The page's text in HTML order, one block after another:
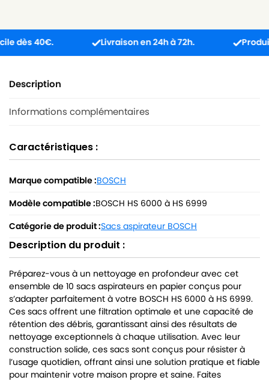
40€. Livraison en 24h à 72h. Produit
Description
Informations complémentaires
Caractéristiques :
Marque compatible :BOSCH
Modèle compatible :BOSCH HS 6000 à HS 6999
Catégorie de produit :Sacs aspirateur BOSCH
Description du produit :
Préparez-vous à un nettoyage en profondeur avec cet
ensemble de 10 sacs aspirateurs en papier conçus pour
s’adapter parfaitement à votre BOSCH HS 6000 à HS 6999.
Ces sacs offrent une filtration optimale et une capacité de
rétention des débris, garantissant ainsi des résultats de
nettoyage exceptionnels à chaque utilisation. Avec leur
construction solide, ces sacs sont conçus pour résister à
l’usage quotidien, offrant ainsi une solution pratique et fiable
pour maintenir votre maison propre et saine. Faites